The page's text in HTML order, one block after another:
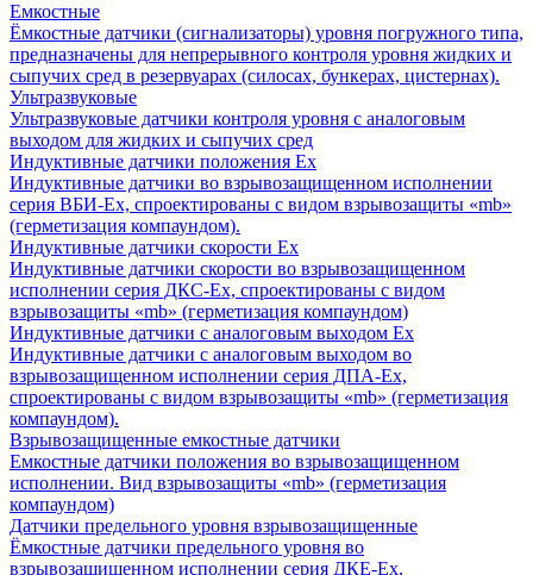
Емкостные
Ёмкостные датчики (сигнализаторы) уровня погружного типа,
предназначены для непрерывного контроля уровня жидких и
сыпучих сред в резервуарах (силосах, бункерах, цистернах).
Ультразвуковые
Ультразвуковые датчики контроля уровня с аналоговым
выходом для жидких и сыпучих сред
Индуктивные датчики положения Ех
Индуктивные датчики во взрывозащищенном исполнении
серия ВБИ-Ех, спроектированы с видом взрывозащиты «mb»
(герметизация компаундом).
Индуктивные датчики скорости Ех
Индуктивные датчики скорости во взрывозащищенном
исполнении серия ДКС-Ех, спроектированы с видом
взрывозащиты «mb» (герметизация компаундом)
Индуктивные датчики с аналоговым выходом Ех
Индуктивные датчики с аналоговым выходом во
взрывозащищенном исполнении серия ДПА-Ех,
спроектированы с видом взрывозащиты «mb» (герметизация
компаундом).
Взрывозащищенные емкостные датчики
Емкостные датчики положения во взрывозащищенном
исполнении. Вид взрывозащиты «mb» (герметизация
компаундом)
Датчики предельного уровня взрывозащищенные
Ёмкостные датчики предельного уровня во
взрывозащищенном исполнении серия ДКЕ-Ех,